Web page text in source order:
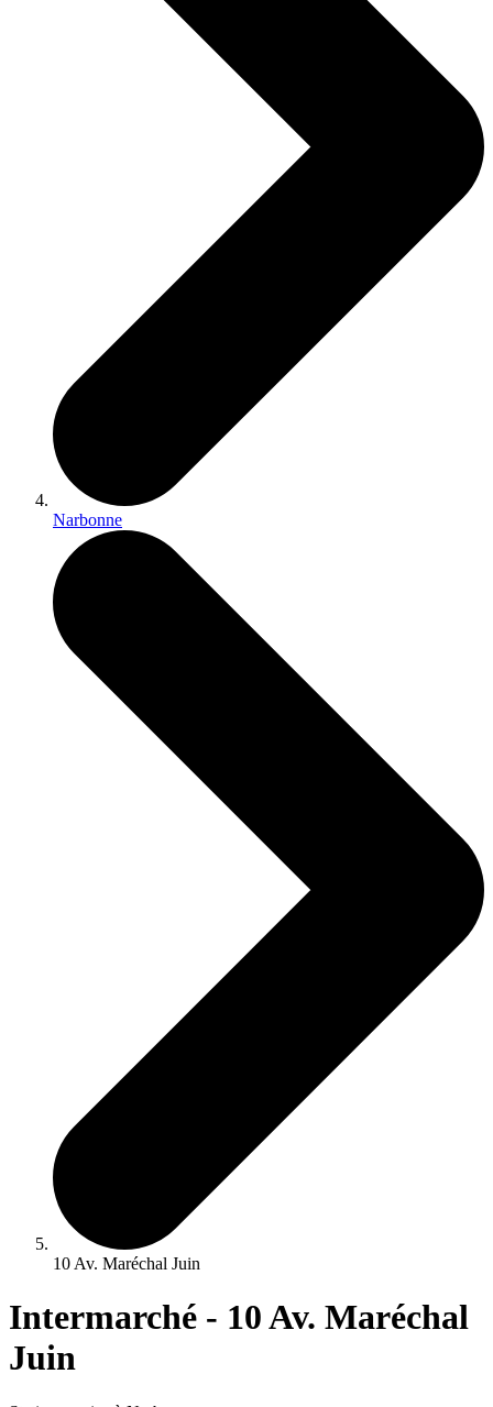
Narbonne
10 Av. Maréchal Juin
Intermarché - 10 Av. Maréchal
Juin